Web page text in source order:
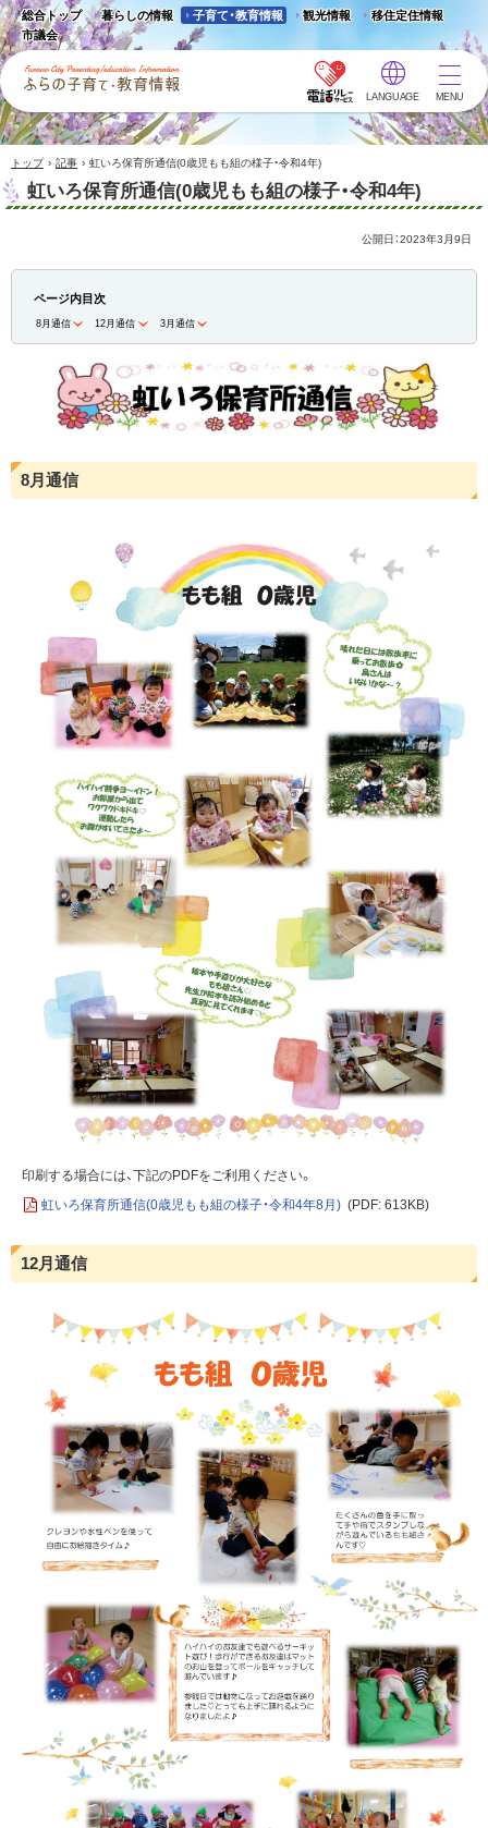
総合トップ 暮らしの情報 子育て・教育情報 観光情報
移住定住情報
市議会
ふらの子育て・教育情報 -
Furano City
Parenting/Education
Information
LANGUAGE MENU
トップ › 記事 › 虹いろ保育所通信(0歳児もも組の様子・令和4年)
虹いろ保育所通信(0歳児もも組の様子・令和4年)
公開日：2023年3月9日
ページ内目次
8月通信 12月通信 3月通信
8月通信
印刷する場合には、下記のPDFをご利用ください。
虹いろ保育所通信(0歳児もも組の様子・令和4年8月) (PDF: 613KB)
12月通信